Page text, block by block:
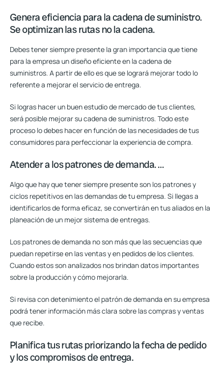
Genera eficiencia para la cadena de suministro.
Se optimizan las rutas no la cadena.
Debes tener siempre presente la gran importancia que tiene
para la empresa un diseño eficiente en la cadena de
suministros. A partir de ello es que se logrará mejorar todo lo
referente a mejorar el servicio de entrega.
Si logras hacer un buen estudio de mercado de tus clientes,
será posible mejorar su cadena de suministros. Todo este
proceso lo debes hacer en función de las necesidades de tus
consumidores para perfeccionar la experiencia de compra.
Atender a los patrones de demanda. …
Algo que hay que tener siempre presente son los patrones y
ciclos repetitivos en las demandas de tu empresa. Si llegas a
identificarlos de forma eficaz, se convertirán en tus aliados en la
planeación de un mejor sistema de entregas.
Los patrones de demanda no son más que las secuencias que
puedan repetirse en las ventas y en pedidos de los clientes.
Cuando estos son analizados nos brindan datos importantes
sobre la producción y cómo mejorarla.
Si revisa con detenimiento el patrón de demanda en su empresa
podrá tener información más clara sobre las compras y ventas
que recibe.
Planifica tus rutas priorizando la fecha de pedido
y los compromisos de entrega.